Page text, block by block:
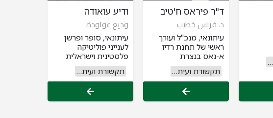
תקשורת ועיתונות
ד"ר פיראס ח'טיב
د. فراس خطيب
עיתונאי, מנכ"ל ועורך
ראשי של תחנת רדיו
א-נאס בנצרת
תקשורת ועיתונות
ודיע עואודה
وديع عواودة
עיתונאי, סופר ופרשן
לענייני פוליטיקה
פלסטינית וישראלית
תקשורת ועיתונות